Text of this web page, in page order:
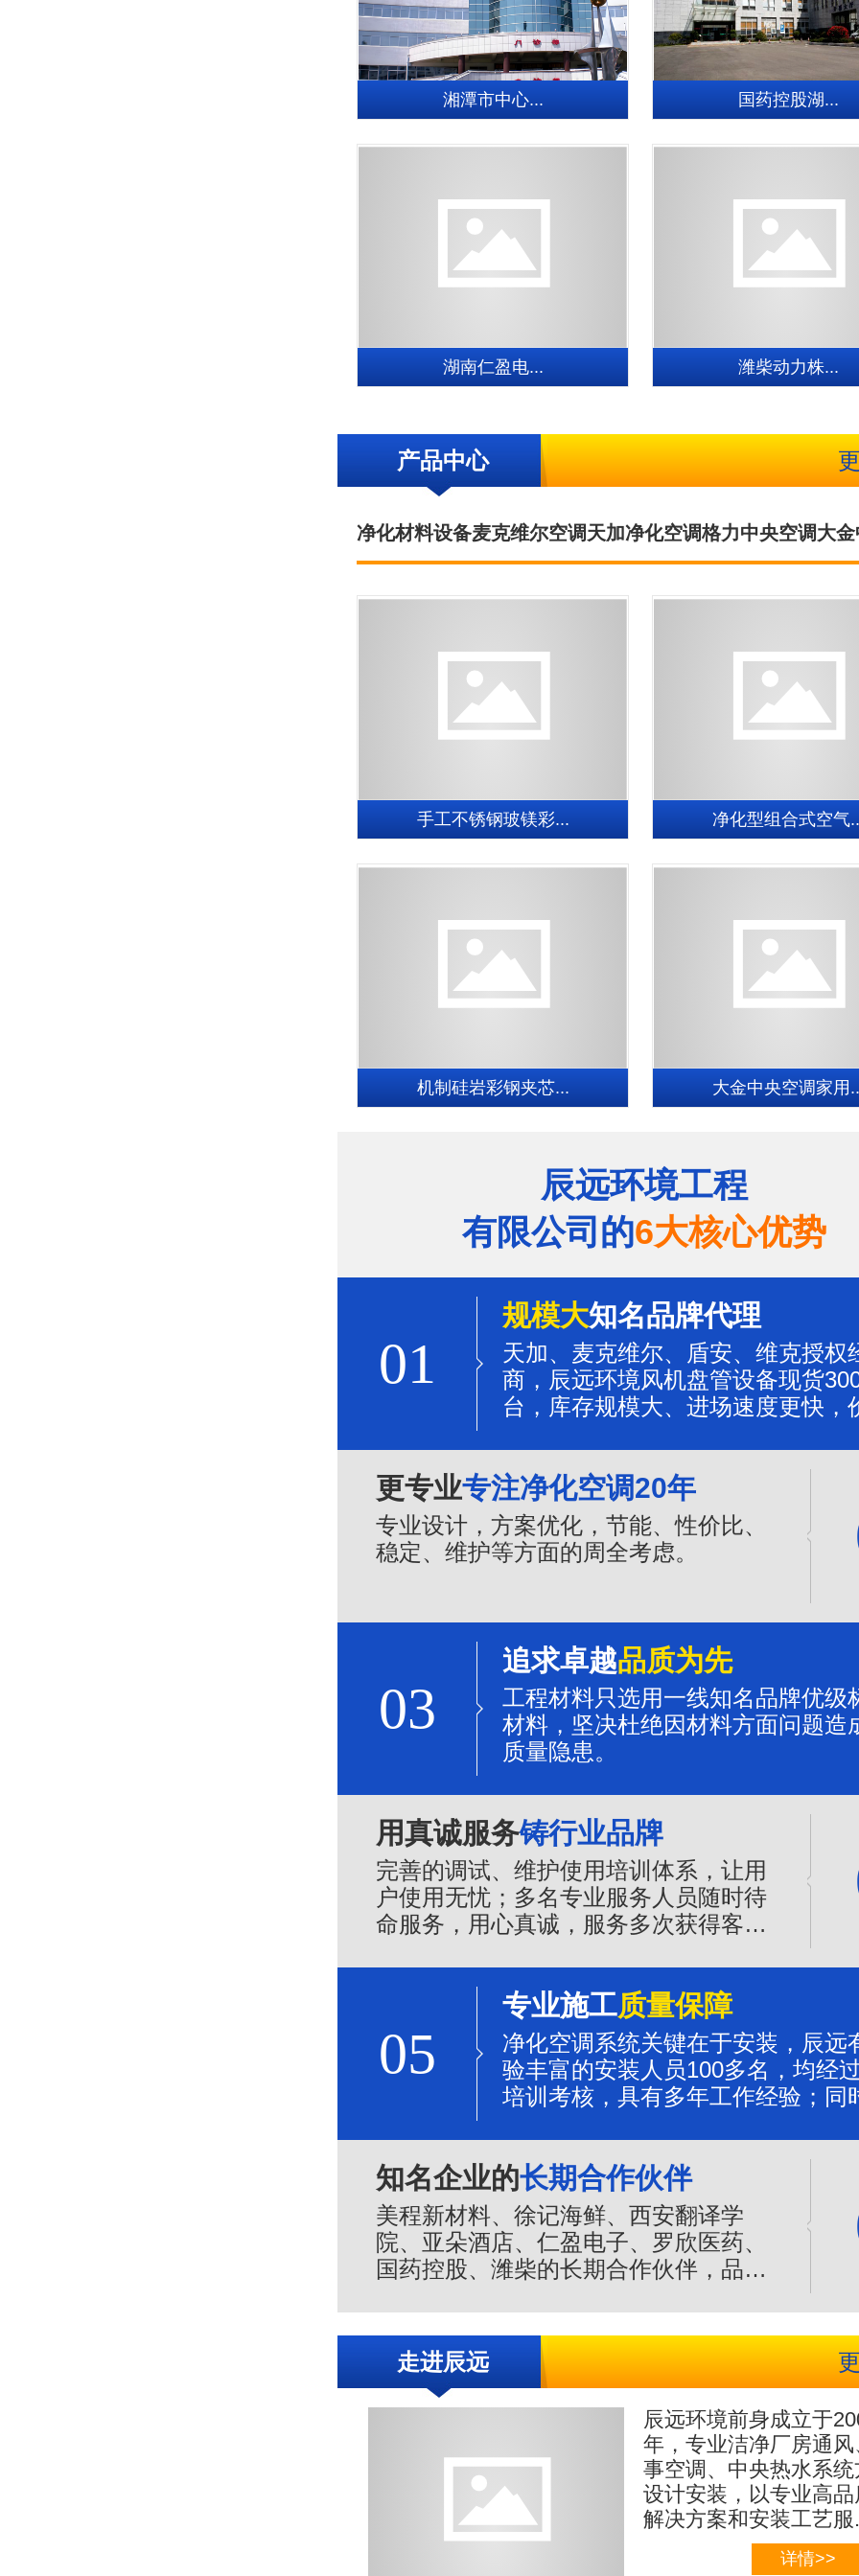
湘潭市中心... 国药控股湖...
湖南仁盈电... 潍柴动力株...
产品中心
净化材料设备麦克维尔空调天加净化空调格力中央空调大
手工不锈钢玻镁彩... 净化型组合式空气
机制硅岩彩钢夹芯... 大金中央空调家用
辰远环境工程
有限公司的6大核心优势
01
规模大知名品牌代理
天加、麦克维尔、盾安、维克授权
商，辰远环境风机盘管设备现货
台，库存规模大、进场速度更快，
更专业专注净化空调20年
专业设计，方案优化，节能、性价比、
稳定、维护等方面的周全考虑。
03
追求卓越品质为先
工程材料只选用一线知名品牌优级
材料，坚决杜绝因材料方面问题造
质量隐患。
用真诚服务铸行业品牌
完善的调试、维护使用培训体系，让用
户使用无忧；多名专业服务人员随时待
命服务，用心真诚，服务多次获得客户
05
专业施工质量保障
净化空调系统关键在于安装，辰远
验丰富的安装人员100多名，均经
培训考核，具有多年工作经验；同
知名企业的长期合作伙伴
美程新材料、徐记海鲜、西安翻译学
院、亚朵酒店、仁盈电子、罗欣医药、
国药控股、潍柴的长期合作伙伴，品质
走进辰远
辰远环境前身成立于
年，专业洁净厂房通风
事空调、中央热水系
设计安装，以专业高
解决方案和安装工艺服
详情>>